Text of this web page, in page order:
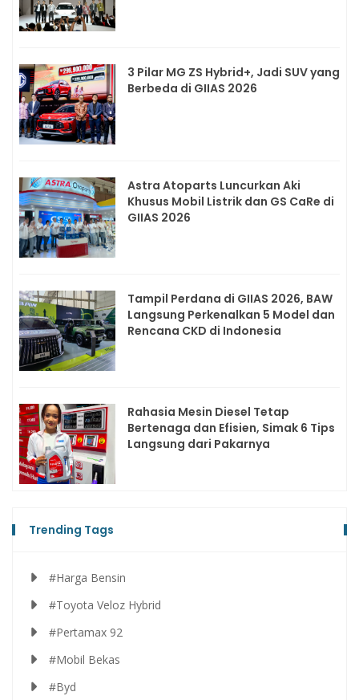
3 Pilar MG ZS Hybrid+, Jadi SUV yang
Berbeda di GIIAS 2026
Astra Atoparts Luncurkan Aki
Khusus Mobil Listrik dan GS CaRe di
GIIAS 2026
Tampil Perdana di GIIAS 2026, BAW
Langsung Perkenalkan 5 Model dan
Rencana CKD di Indonesia
Rahasia Mesin Diesel Tetap
Bertenaga dan Efisien, Simak 6 Tips
Langsung dari Pakarnya
Trending Tags
#Harga Bensin
#Toyota Veloz Hybrid
#Pertamax 92
#Mobil Bekas
#Byd